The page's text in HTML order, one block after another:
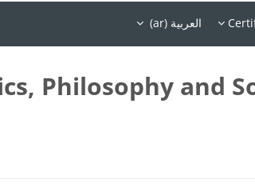
العربية ‎(ar)‎
Philosophy and